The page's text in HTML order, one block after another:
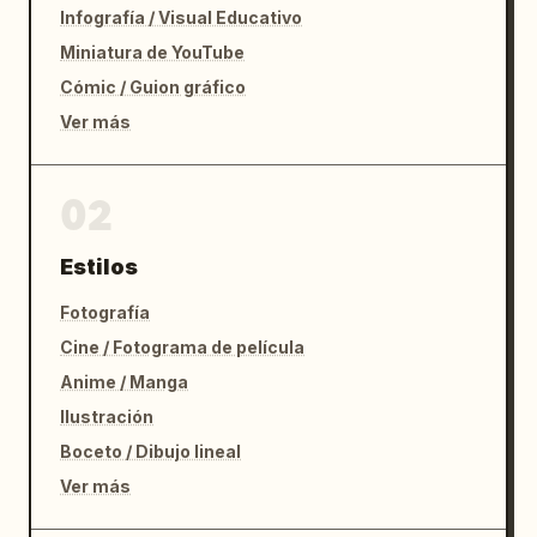
Tonos de piel cálidos
Gradación cinematográfica de alto contraste
Calidad:
Calidad de campaña de marketing deportivo
Enfoque nítido
Renderizado fotorrealista
Infografía / Visual Educativo
Miniatura de YouTube
Cómic / Guion gráfico
Ver más
Estilos
Fotografía
Cine / Fotograma de película
Anime / Manga
Ilustración
Boceto / Dibujo lineal
Ver más